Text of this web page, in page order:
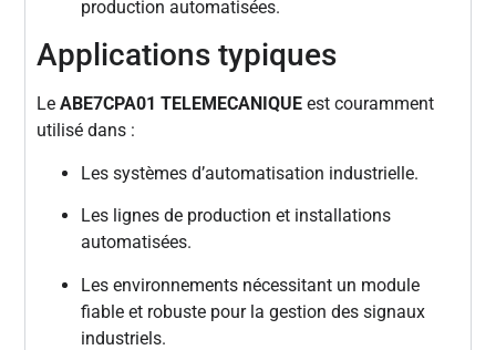
production automatisées.
Applications typiques
LeABE7CPA01 TELEMECANIQUE est couramment
utilisé dans :
Les systèmes d’automatisation industrielle.
Les lignes de production et installations
automatisées.
Les environnements nécessitant un module
fiable et robuste pour la gestion des signaux
industriels.